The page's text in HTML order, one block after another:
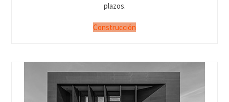
plazos.
Construcción